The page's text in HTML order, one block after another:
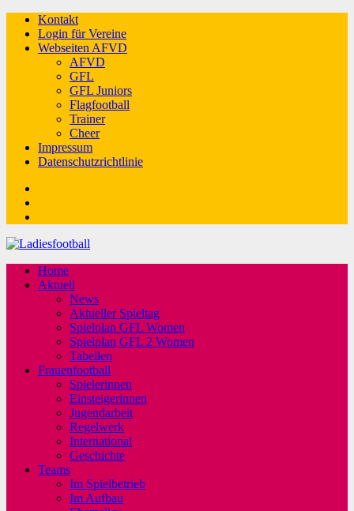
Kontakt
Login für Vereine
Webseiten AFVD
AFVD
GFL
GFL Juniors
Flagfootball
Trainer
Cheer
Impressum
Datenschutzrichtlinie
Home
Aktuell
News
Aktueller Spieltag
Spielplan GFL Women
Spielplan GFL 2 Women
Tabellen
Frauenfootball
Spielerinnen
Einsteigerinnen
Jugendarbeit
Regelwerk
International
Geschichte
Teams
Im Spielbetrieb
Im Aufbau